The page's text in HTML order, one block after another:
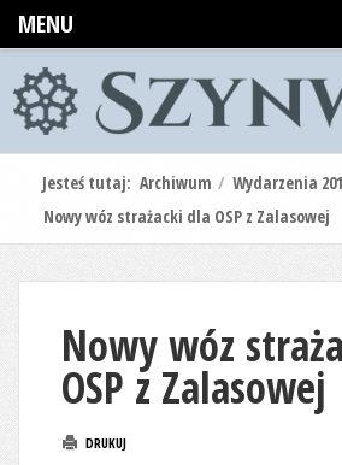
MENU
Jesteś tutaj: Archiwum / Wydarzenia
Nowy wóz strażacki dla OSP z Zalasowej
Nowy wóz
OSP z Zalasowej
DRUKUJ